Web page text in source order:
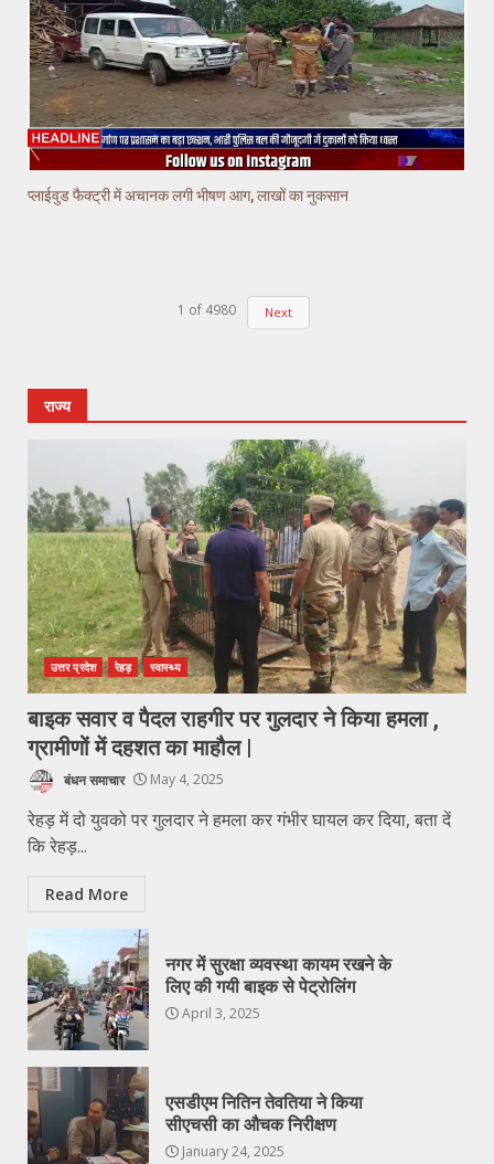
प्लाईवुड फैक्ट्री में अचानक लगी भीषण आग, लाखों का नुकसान
1 of 4980 Next
राज्य
उत्तर प्रदेश रेहड़ स्वास्थ्य
बाइक सवार व पैदल राहगीर पर गुलदार ने किया हमला ,
ग्रामीणों में दहशत का माहौल |
बंधन समाचार May 4, 2025
रेहड़ में दो युवको पर गुलदार ने हमला कर गंभीर घायल कर दिया, बता दें
कि रेहड़...
Read More
नगर में सुरक्षा व्यवस्था कायम रखने के
लिए की गयी बाइक से पेट्रोलिंग
April 3, 2025
एसडीएम नितिन तेवतिया ने किया
सीएचसी का औचक निरीक्षण
January 24, 2025